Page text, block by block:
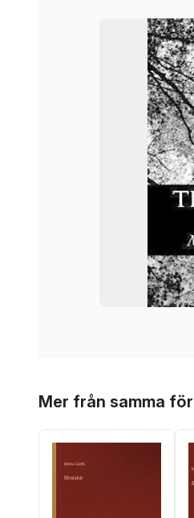
Mer från samma